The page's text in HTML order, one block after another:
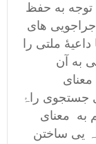
توجه به حفظ
های
ملتی را
به آن
معنای
جستجوی راۂ
به معنای
یی ساختن